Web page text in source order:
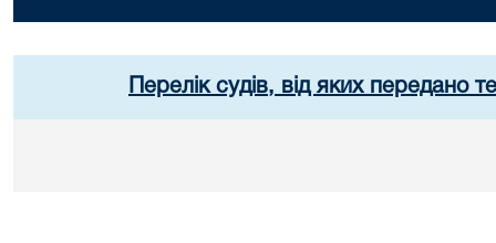
Перелік судів, від яких передано